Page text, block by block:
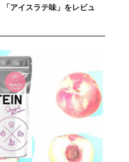
「アイスラテ味」をレビュ